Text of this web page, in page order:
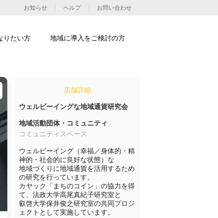
店舗詳細
ウェルビーイングな地域通貨研究会
地域活動団体・コミュニティ
コミュニティスペース
ウェルビーイング（幸福／身体的・精
神的・社会的に良好な状態）な
地域づくりに地域通貨を活用するため
の研究を行っています。
カヤック「まちのコイン」の協力を得
て、法政大学高尾真紀子研究室と
叡啓大学保井俊之研究室の共同プロジ
ェクトとして実施しています。
お知らせ ヘルプ お問い合わせ
りたい方 地域に導入をご検討の方